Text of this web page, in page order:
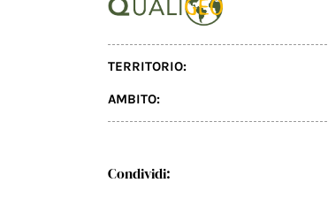
TERRITORIO:
AMBITO:
Condividi: